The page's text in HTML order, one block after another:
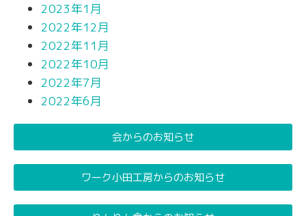
2023年1月
2022年12月
2022年11月
2022年10月
2022年7月
2022年6月
会からのお知らせ
ワーク小田工房からのお知らせ